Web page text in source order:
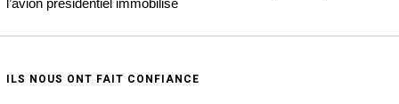
ILS NOUS ONT FAIT CONFIANCE